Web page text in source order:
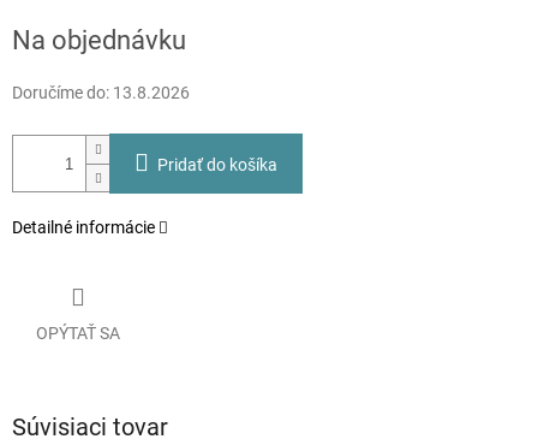
cena:
Na objednávku
Doručíme do: 13.8.2026
Pridať do košíka
Detailné informácie
OPÝTAŤ SA
Súvisiaci tovar